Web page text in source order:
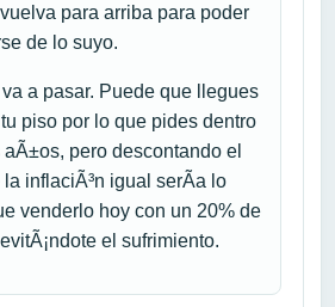
para arriba para poder
de lo suyo.
a pasar. Puede que llegues
piso por lo que pides dentro
pero descontando el
la inflaciÃ³n igual serÃ­a lo
venderlo hoy con un 20% de
el sufrimiento.